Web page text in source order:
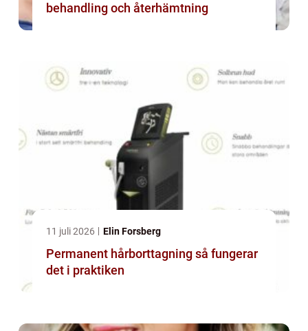
behandling och återhämtning
11 juli 2026 Elin Forsberg
Permanent hårborttagning så fungerar
det i praktiken